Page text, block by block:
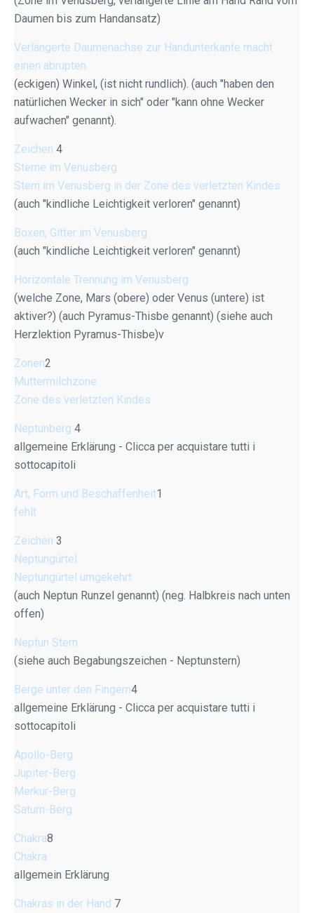
Daumen bis zum Handansatz)
Verlängerte Daumenachse zur Handunterkante macht
einen abrupten
(eckigen) Winkel, (ist nicht rundlich). (auch "haben den
natürlichen Wecker in sich" oder "kann ohne Wecker
aufwachen" genannt).
Zeichen 4
Sterne im Venusberg
Stern im Venusberg in der Zone des verletzten Kindes
(auch "kindliche Leichtigkeit verloren" genannt)
Boxen, Gitter im Venusberg
(auch "kindliche Leichtigkeit verloren" genannt)
Horizontale Trennung im Venusberg
(welche Zone, Mars (obere) oder Venus (untere) ist
aktiver?) (auch Pyramus-Thisbe genannt) (siehe auch
Herzlektion Pyramus-Thisbe)v
Zonen2
Muttermilchzone
Zone des verletzten Kindes
Neptunberg 4
allgemeine Erklärung - Clicca per acquistare tutti i
sottocapitoli
Art, Form und Beschaffenheit1
fehlt
Zeichen 3
Neptungürtel
Neptungürtel umgekehrt
(auch Neptun Runzel genannt) (neg. Halbkreis nach unten
offen)
Neptun Stern
(siehe auch Begabungszeichen - Neptunstern)
Berge unter den Fingern4
allgemeine Erklärung - Clicca per acquistare tutti i
sottocapitoli
Apollo-Berg
Jupiter-Berg
Merkur-Berg
Saturn-Berg
Chakra8
Chakra
allgemein Erklärung
Chakras in der Hand 7